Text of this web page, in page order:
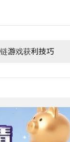
游戏获利技巧